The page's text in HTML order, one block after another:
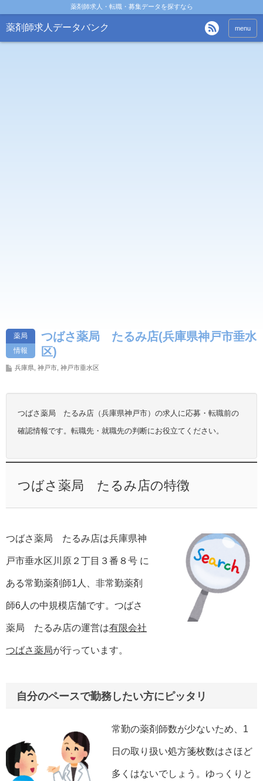
薬剤師求人・転職・募集データを探すなら
薬剤師求人データバンク menu
薬局
情報
つばさ薬局 たるみ店(兵庫県神戸市垂水
区)
兵庫県 神戸市 神戸市垂水区
つばさ薬局 たるみ店（兵庫県神戸市）の求人に応募・転職前の
確認情報です。転職先・就職先の判断にお役立てください。
つばさ薬局 たるみ店の特徴
つばさ薬局 たるみ店は兵庫県神
戸市垂水区川原２丁目３番８号 に
ある常勤薬剤師1人、非常勤薬剤
師6人の中規模店舗です。つばさ
薬局 たるみ店の運営は有限会社
つばさ薬局が行っています。
自分のペースで勤務したい方にピッタリ
常勤の薬剤師数が少ないため、1
日の取り扱い処方箋枚数はさほど
多くはないでしょう。ゆっくりと